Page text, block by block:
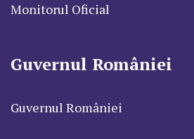
Monitorul Oficial
Guvernul României
Guvernul României